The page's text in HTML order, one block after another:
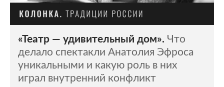
«Театр — удивительный дом». Что
делало спектакли Анатолия Эфроса
уникальными и какую роль в них
играл внутренний конфликт